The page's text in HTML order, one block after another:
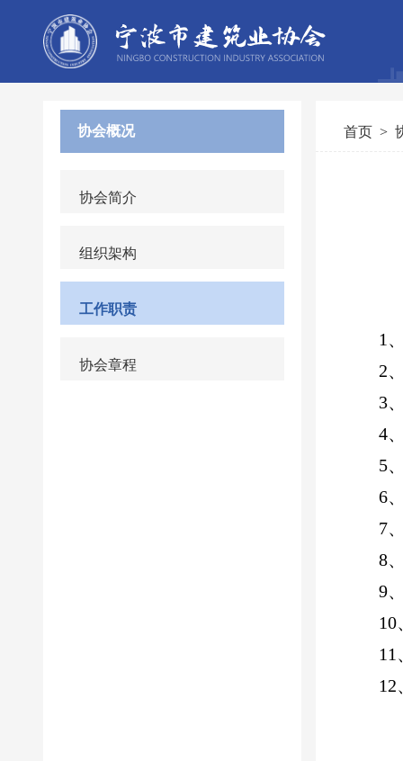
协会概况
协会简介
组织架构
工作职责
协会章程
首页>